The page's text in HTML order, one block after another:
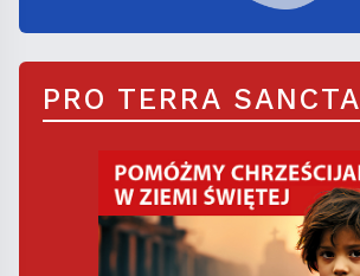
PRO TERRA SANCTA